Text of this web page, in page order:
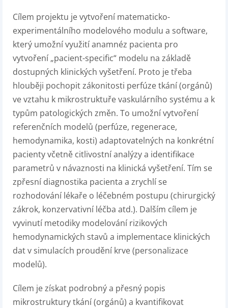
Cílem projektu je vytvoření matematicko-
experimentálního modelového modulu a software,
který umožní využití anamnéz pacienta pro
vytvoření „pacient-specific“ modelu na základě
dostupných klinických vyšetření. Proto je třeba
hlouběji pochopit zákonitosti perfúze tkání (orgánů)
ve vztahu k mikrostruktuře vaskulárního systému a k
typům patologických změn. To umožní vytvoření
referenčních modelů (perfúze, regenerace,
hemodynamika, kosti) adaptovatelných na konkrétní
pacienty včetně citlivostní analýzy a identifikace
parametrů v návaznosti na klinická vyšetření. Tím se
zpřesní diagnostika pacienta a zrychlí se
rozhodování lékaře o léčebném postupu (chirurgický
zákrok, konzervativní léčba atd.). Dalším cílem je
vyvinutí metodiky modelování rizikových
hemodynamických stavů a implementace klinických
dat v simulacích proudění krve (personalizace
modelů).
Cílem je získat podrobný a přesný popis
mikrostruktury tkání (orgánů) a kvantifikovat